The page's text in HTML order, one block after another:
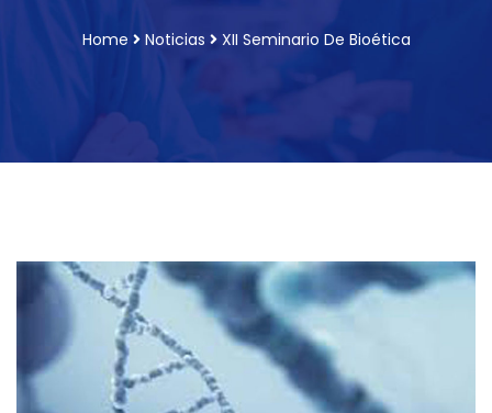
Home Noticias XII Seminario De Bioética